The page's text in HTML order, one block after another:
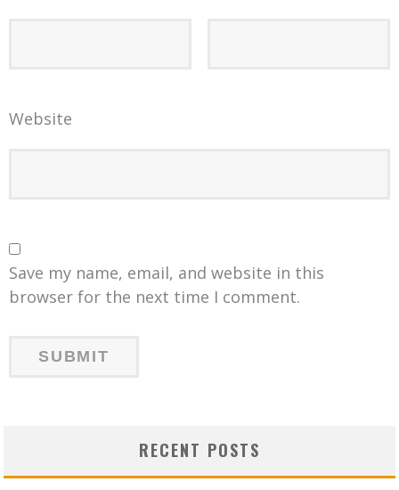
Website
Save my name, email, and website in this
browser for the next time I comment.
RECENT POSTS